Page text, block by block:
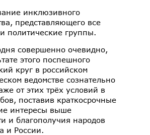
инклюзивного
представляющего все
политические группы.
совершенно очевидно,
этого поспешного
круг в российском
ведомстве сознательно
от этих трёх условий в
поставив краткосрочные
интересы выше
и благополучия народов
и России.